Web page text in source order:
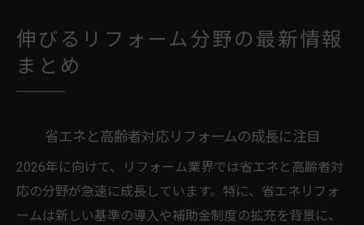
伸びるリフォーム分野の最新情報
まとめ
省エネと高齢者対応リフォームの成長に注目
2026年に向けて、リフォーム業界では省エネと高齢者対
応の分野が急速に成長しています。特に、省エネリフォ
ームは新しい基準の導入や補助金制度の拡充を背景に、